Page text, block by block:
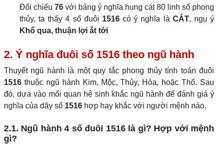
Đối chiếu 76 với bảng ý nghĩa hung cát 80 linh số phong
thủy, ta thấy 4 số đuôi 1516có ý nghĩa là CÁT, ngụ ý
Khổ qua, thuận lợi ắt tới
2. Ý nghĩa đuôi số 1516 theo ngũ hành
Thuyết ngũ hành là một quy tắc phong thủy tính toán đuôi
1516 thuộc ngũ hành Kim, Mộc, Thủy, Hỏa, hoặc Thổ. Sau
đó, dựa vào mối quan hệ sinh khắc ngũ hành để đánh giá ý
nghĩa của dãy số 1516 hợp hay khắc với người mệnh nào.
2.1. Ngũ hành 4 số đuôi 1516 là gì? Hợp với mệnh
gì?